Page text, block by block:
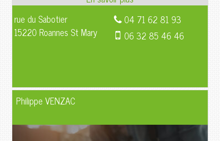
rue du Sabotier
15220 Roannes St Mary
04 71 62 81 93
06 32 85 46 46
Philippe VENZAC